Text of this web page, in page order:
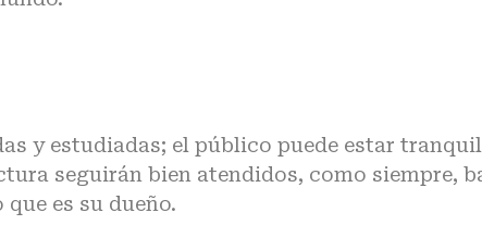
y estudiadas; el público puede estar
seguirán bien atendidos, como siempre,
es su dueño.